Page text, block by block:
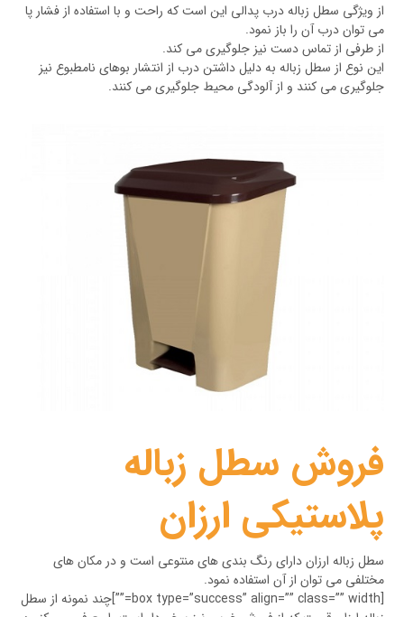
از ویژگی سطل زباله درب پدالی این است که راحت و با استفاده از فشار پا
می توان درب آن را باز نمود.
از طرفی از تماس دست نیز جلوگیری می کند.
این نوع از سطل زباله به دلیل داشتن درب از انتشار بوهای نامطبوع نیز
جلوگیری می کنند و از آلودگی محیط جلوگیری می کنند.
فروش سطل زباله
پلاستیکی ارزان
سطل زباله ارزان دارای رنگ بندی های منتوعی است و در مکان های
مختلفی می توان از آن استفاده نمود.
[box type=”success” align=”” class=”” width=””]چند نمونه از سطل